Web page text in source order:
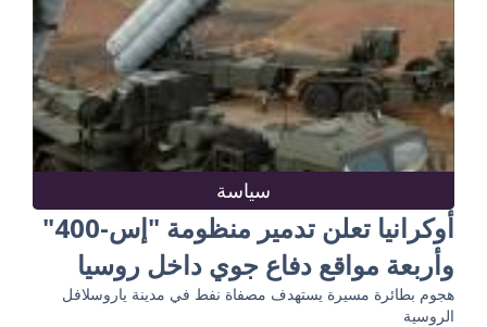
سياسة
أوكرانيا تعلن تدمير منظومة "إس-400"
وأربعة مواقع دفاع جوي داخل روسيا
هجوم بطائرة مسيرة يستهدف مصفاة نفط في مدينة ياروسلافل
الروسية